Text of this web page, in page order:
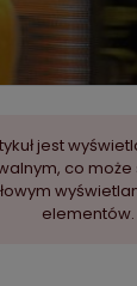
jest
co może
elementów.